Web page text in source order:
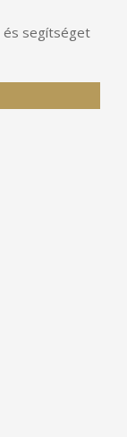
és segítséget